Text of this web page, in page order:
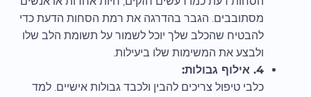
מסתובבים. הגבר בהדרגה את רמת הסחות הדעת כדי
להבטיח שהכלב שלך יוכל לשמור על תשומת הלב שלו
ולבצע את המשימות שלו ביעילות.
4. אילוף גבולות:
כלבי טיפול צריכים להבין ולכבד גבולות אישיים. למד